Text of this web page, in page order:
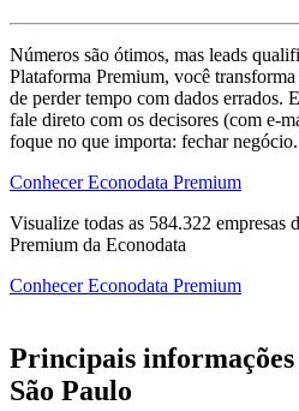
Números são ótimos, mas leads
Plataforma Premium, você
de perder tempo com dados errados.
fale direto com os decisores (com e-
foque no que importa: fechar negócio.
Conhecer Econodata Premium
Visualize todas as 584.322 empresas
Premium da Econodata
Conhecer Econodata Premium
Principais informações
São Paulo